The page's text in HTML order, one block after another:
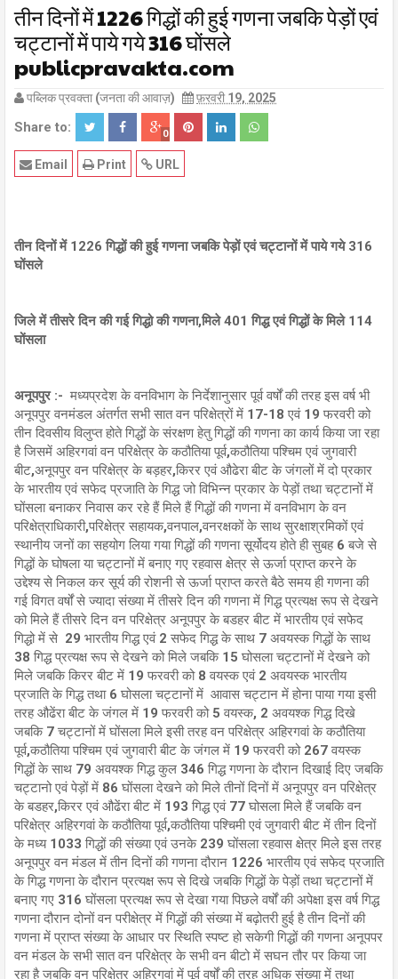
तीन दिनों में 1226 गिद्धों की हुई गणना जबकि पेड़ों एवं
चट्टानों में पाये गये 316 घोंसले
publicpravakta.com
पब्लिक प्रवक्ता (जनता की आवाज़) फ़रवरी 19, 2025
Share to: 0
URL
Print
Email
तीन दिनों में 1226 गिद्धों की हुई गणना जबकि पेड़ों एवं चट्टानों में पाये गये 316
घोंसले
जिले में तीसरे दिन की गई गिद्धो की गणना,मिले 401 गिद्ध एवं गिद्धों के मिले 114
घोंसला
अनूपपुर :- मध्यप्रदेश के वनविभाग के निर्देशानुसार पूर्व वर्षों की तरह इस वर्ष भी
अनूपपुर वनमंडल अंतर्गत सभी सात वन परिक्षेत्रों में 17-18 एवं 19 फरवरी को
तीन दिवसीय विलुप्त होते गिद्धों के संरक्षण हेतु गिद्धों की गणना का कार्य किया जा रहा
है जिसमें अहिरगवां वन परिक्षेत्र के कठौतिया पूर्व,कठौतिया पश्चिम एवं जुगवारी
बीट,अनूपपुर वन परिक्षेत्र के बड़हर,किरर एवं औढेरा बीट के जंगलों में दो प्रकार
के भारतीय एवं सफेद प्रजाति के गिद्ध जो विभिन्न प्रकार के पेड़ों तथा चट्टानों में
घोंसला बनाकर निवास कर रहे हैं मिले हैं गिद्धों की गणना में वनविभाग के वन
परिक्षेत्राधिकारी,परिक्षेत्र सहायक,वनपाल,वनरक्षकों के साथ सुरक्षाश्रमिकों एवं
स्थानीय जनों का सहयोग लिया गया गिद्धों की गणना सूर्योदय होते ही सुबह 6 बजे से
गिद्धों के घोषला या चट्टानों में बनाए गए रहवास क्षेत्र से ऊर्जा प्राप्त करने के
उद्देश्य से निकल कर सूर्य की रोशनी से ऊर्जा प्राप्त करते बैठे समय ही गणना की
गई विगत वर्षों से ज्यादा संख्या में तीसरे दिन की गणना में गिद्ध प्रत्यक्ष रूप से देखने
को मिले हैं तीसरे दिन वन परिक्षेत्र अनूपपुर के बडहर बीट में भारतीय एवं सफेद
गिद्धो में से 29 भारतीय गिद्ध एवं 2 सफेद गिद्ध के साथ 7 अवयस्क गिद्धों के साथ
38 गिद्ध प्रत्यक्ष रूप से देखने को मिले जबकि 15 घोसला चट्टानों में देखने को
मिले जबकि किरर बीट में 19 फरवरी को 8 वयस्क एवं 2 अवयस्क भारतीय
प्रजाति के गिद्ध तथा 6 घोसला चट्टानों में आवास चट्टान में होना पाया गया इसी
तरह औढेंरा बीट के जंगल में 19 फरवरी को 5 वयस्क, 2 अवयश्क गिद्ध दिखे
जबकि 7 चट्टानों में घोंसला मिले इसी तरह वन परिक्षेत्र अहिरगवां के कठौतिया
पूर्व,कठौतिया पश्चिम एवं जुगवारी बीट के जंगल में 19 फरवरी को 267 वयस्क
गिद्धों के साथ 79 अवयश्क गिद्ध कुल 346 गिद्ध गणना के दौरान दिखाई दिए जबकि
चट्टानो एवं पेड़ों में 86 घोंसला देखने को मिले तीनों दिनों में अनूपपुर वन परिक्षेत्र
के बडहर,किरर एवं औढेंरा बीट में 193 गिद्ध एवं 77 घोसला मिले हैं जबकि वन
परिक्षेत्र अहिरगवां के कठौतिया पूर्व,कठौतिया पश्चिमी एवं जुगवारी बीट में तीन दिनों
के मध्य 1033 गिद्धों की संख्या एवं उनके 239 घोंसला रहवास क्षेत्र मिले इस तरह
अनूपपुर वन मंडल में तीन दिनों की गणना दौरान 1226 भारतीय एवं सफेद प्रजाति
के गिद्ध गणना के दौरान प्रत्यक्ष रूप से दिखे जबकि गिद्धों के पेड़ों तथा चट्टानों में
बनाए गए 316 घोंसला प्रत्यक्ष रूप से देखा गया पिछले वर्षों की अपेक्षा इस वर्ष गिद्ध
गणना दौरान दोनों वन परीक्षेत्र में गिद्धों की संख्या में बढ़ोतरी हुई है तीन दिनों की
गणना में प्राप्त संख्या के आधार पर स्थिति स्पष्ट हो सकेगी गिद्धों की गणना अनूपपर
वन मंडल के सभी सात वन परिक्षेत्र के सभी वन बीटो में सघन तौर पर किया जा
रहा है जबकि वन परिक्षेत्र अहिरगवां में पूर्व वर्षों की तरह अधिक संख्या में तथा